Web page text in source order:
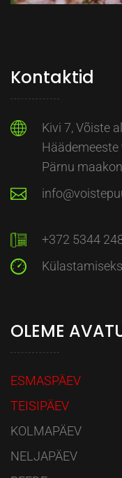
Kontaktid
Kivi 7, Võiste
Häädemeeste
Pärnu
+372 5344
OLEME
ESMASPÄEV
TEISIPÄEV
KOLMAPÄEV
NELJAPÄEV